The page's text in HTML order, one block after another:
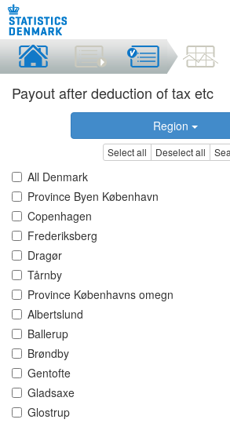
Payout after deduction of tax etc
Region
Select all Deselect all
All Denmark
Province Byen København
Copenhagen
Frederiksberg
Dragør
Tårnby
Province Københavns omegn
Albertslund
Ballerup
Brøndby
Gentofte
Gladsaxe
Glostrup